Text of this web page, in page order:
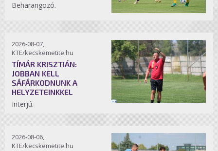
Beharangozó.
2026-08-07,
KTE/kecskemetite.hu
TÍMÁR KRISZTIÁN:
JOBBAN KELL
SÁFÁRKODNUNK A
HELYZETEINKKEL
Interjú.
2026-08-06,
KTE/kecskemetite.hu